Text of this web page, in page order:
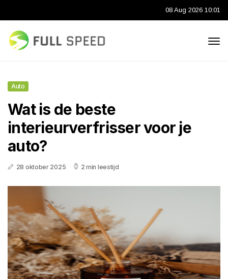
08 Aug 2026 10:01
Auto
Wat is de beste
interieurverfrisser voor je
auto?
28 oktober 2025 2 min leestijd